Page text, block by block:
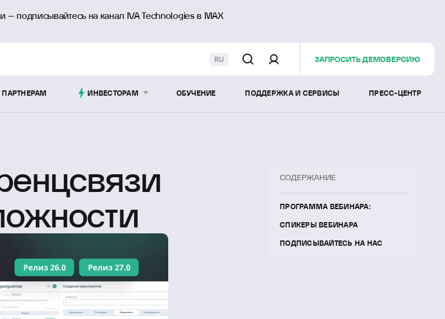
– подписывайтесь на канал IVA Technologies в MAX
RU ЗАПРОСИТЬ ДЕМОВЕРСИЮ
ПАРТНЕРАМ ИНВЕСТОРАМ ОБУЧЕНИЕ ПОДДЕРЖКА И СЕРВИСЫ ПРЕСС-ЦЕНТР
СОДЕРЖАНИЕ
ПРОГРАММА ВЕБИНАРА:
СПИКЕРЫ ВЕБИНАРА
ПОДПИСЫВАЙТЕСЬ НА НАС